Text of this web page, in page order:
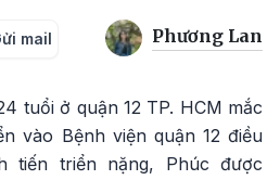
mail Phương Lan
tuổi ở quận 12 TP. HCM mắc
vào Bệnh viện quận 12 điều
tiến triển nặng, Phúc được